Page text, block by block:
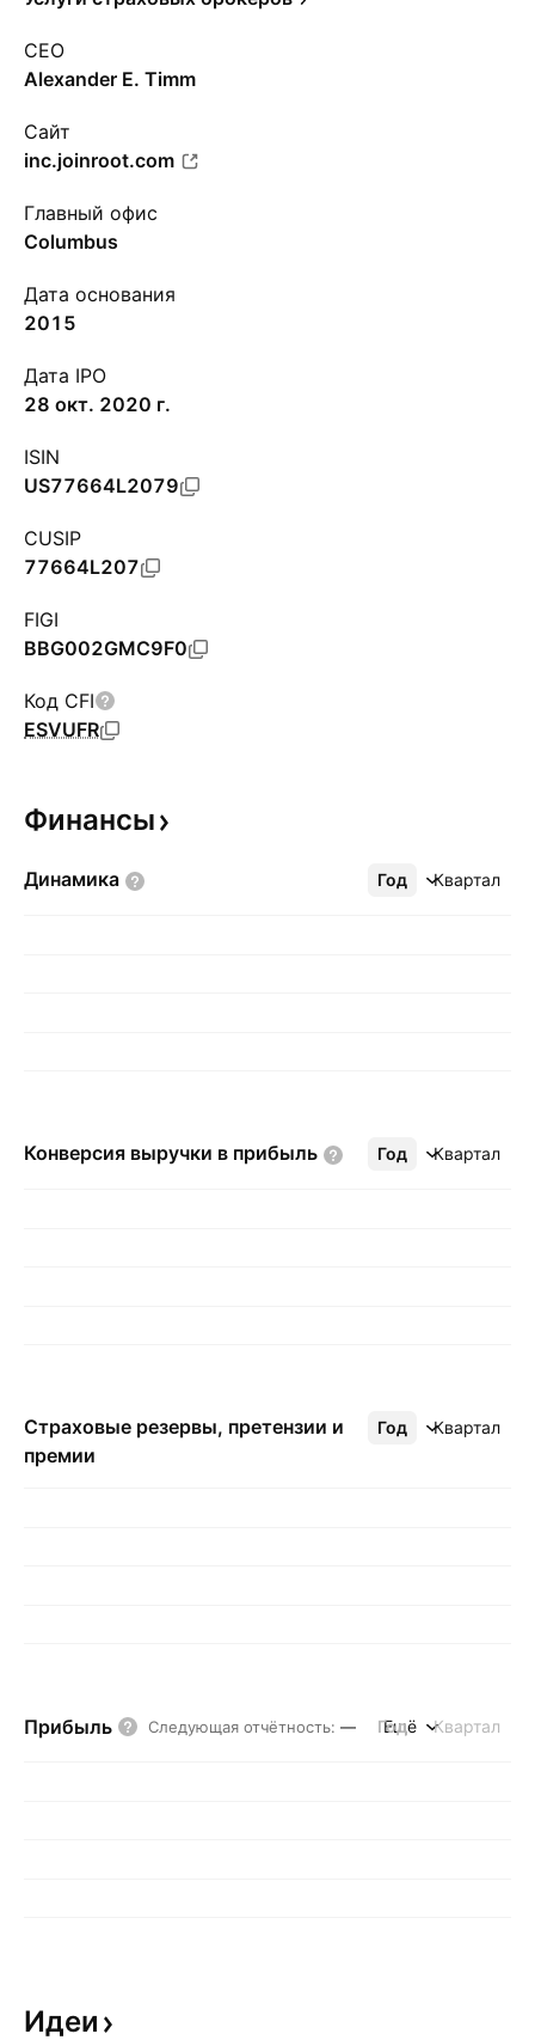
CEO
Alexander E. Timm
Сайт
inc.joinroot.com
Главный офис
Columbus
Дата основания
2015
Дата IPO
28 окт. 2020 г.
ISIN
US77664L2079
CUSIP
77664L207
FIGI
BBG002GMC9F0
Код CFI
ESVUFR
Финансы
Динамика Год Квартал
Ещё
Конверсия выручки в прибыль Год Квартал
Ещё
Страховые резервы, претензии и
премии
Год Квартал
Ещё
Прибыль Следующая отчётность: — Год Квартал
Ещё
Идеи